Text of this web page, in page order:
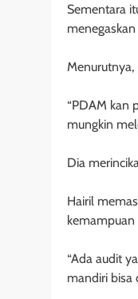
Sementara
Menurutnya,
“PDAM kan
mungkin
Dia
Hairil
kemampuan
“Ada audit
mandiri bisa